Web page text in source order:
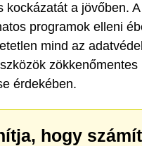
kockázatát a jövőben.
programok elleni
mind az
zökkenőmentes
érdekében.
hogy